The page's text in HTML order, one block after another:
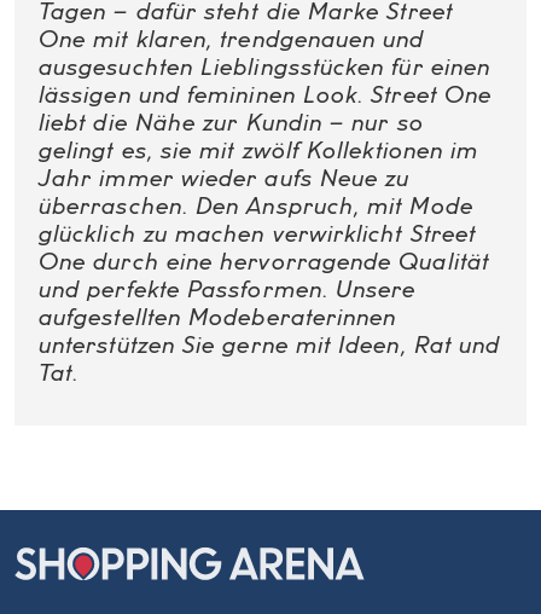
Tagen – dafür steht die Marke Street
One mit klaren, trendgenauen und
ausgesuchten Lieblingsstücken für einen
lässigen und femininen Look. Street One
liebt die Nähe zur Kundin – nur so
gelingt es, sie mit zwölf Kollektionen im
Jahr immer wieder aufs Neue zu
überraschen. Den Anspruch, mit Mode
glücklich zu machen verwirklicht Street
One durch eine hervorragende Qualität
und perfekte Passformen. Unsere
aufgestellten Modeberaterinnen
unterstützen Sie gerne mit Ideen, Rat und
Tat.